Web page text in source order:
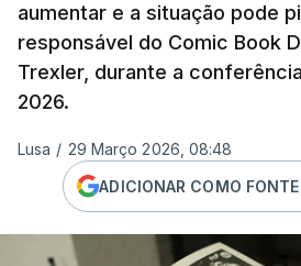
aumentar e a situação pode
responsável do Comic Book
Trexler, durante a
2026.
Lusa / 29 Março 2026, 08:48
ADICIONAR COMO